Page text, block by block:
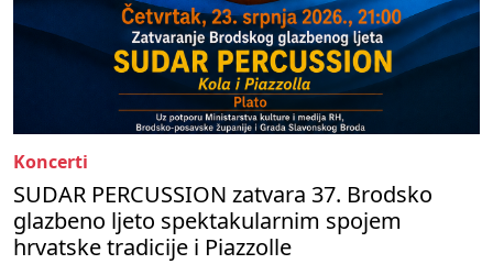
Koncerti
SUDAR PERCUSSION zatvara 37. Brodsko
glazbeno ljeto spektakularnim spojem
hrvatske tradicije i Piazzolle